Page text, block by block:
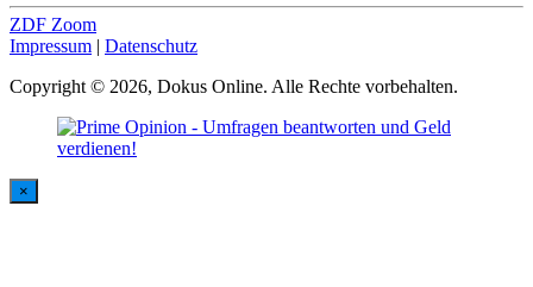
ZDF Zoom
Impressum | Datenschutz
Copyright © 2026, Dokus Online. Alle Rechte vorbehalten.
×